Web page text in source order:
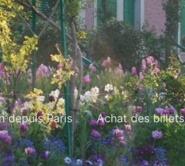
depuis Paris Achat des billets